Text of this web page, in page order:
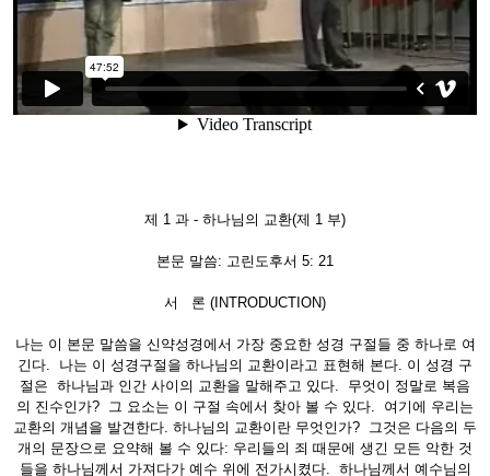
제 1 과 - 하나님의 교환(제 1 부)
본문 말씀: 고린도후서 5: 21
서 론 (INTRODUCTION)
나는 이 본문 말씀을 신약성경에서 가장 중요한 성경 구절들 중 하나로 여
긴다. 나는 이 성경구절을 하나님의 교환이라고 표현해 본다. 이 성경 구
절은 하나님과 인간 사이의 교환을 말해주고 있다. 무엇이 정말로 복음
의 진수인가? 그 요소는 이 구절 속에서 찾아 볼 수 있다. 여기에 우리는
교환의 개념을 발견한다. 하나님의 교환이란 무엇인가? 그것은 다음의 두
개의 문장으로 요약해 볼 수 있다: 우리들의 죄 때문에 생긴 모든 악한 것
들을 하나님께서 가져다가 예수 위에 전가시켰다. 하나님께서 예수님의